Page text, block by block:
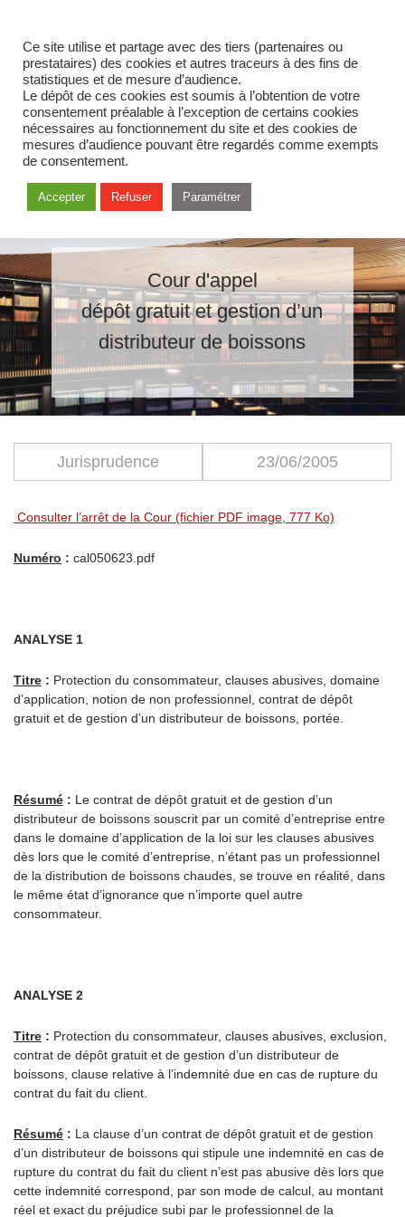
Cour d'appel
dépôt gratuit et gestion d’un
distributeur de boissons
Jurisprudence 23/06/2005
Consulter l’arrêt de la Cour (fichier PDF image, 777 Ko)
Numéro : cal050623.pdf
ANALYSE 1
Titre : Protection du consommateur, clauses abusives, domaine
d’application, notion de non professionnel, contrat de dépôt
gratuit et de gestion d’un distributeur de boissons, portée.
Résumé : Le contrat de dépôt gratuit et de gestion d’un
distributeur de boissons souscrit par un comité d’entreprise entre
dans le domaine d’application de la loi sur les clauses abusives
dès lors que le comité d’entreprise, n’étant pas un professionnel
de la distribution de boissons chaudes, se trouve en réalité, dans
le même état d’ignorance que n’importe quel autre
consommateur.
ANALYSE 2
Titre : Protection du consommateur, clauses abusives, exclusion,
contrat de dépôt gratuit et de gestion d’un distributeur de
boissons, clause relative à l’indemnité due en cas de rupture du
contrat du fait du client.
Résumé : La clause d’un contrat de dépôt gratuit et de gestion
d’un distributeur de boissons qui stipule une indemnité en cas de
rupture du contrat du fait du client n’est pas abusive dès lors que
cette indemnité correspond, par son mode de calcul, au montant
réel et exact du préjudice subi par le professionnel de la
Ce site utilise et partage avec des tiers (partenaires ou
prestataires) des cookies et autres traceurs à des fins de
statistiques et de mesure d’audience.
Le dépôt de ces cookies est soumis à l’obtention de votre
consentement préalable à l’exception de certains cookies
nécessaires au fonctionnement du site et des cookies de
mesures d’audience pouvant être regardés comme exempts
de consentement.
Accepter Refuser Paramétrer